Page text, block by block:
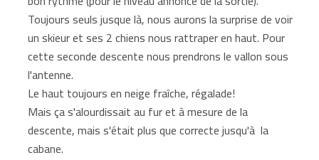
Toujours seuls jusque là, nous aurons la surprise de voir
un skieur et ses 2 chiens nous rattraper en haut. Pour
cette seconde descente nous prendrons le vallon sous
l'antenne.
Le haut toujours en neige fraîche, régalade!
Mais ça s'alourdissait au fur et à mesure de la
descente, mais s'était plus que correcte jusqu'à la
cabane.